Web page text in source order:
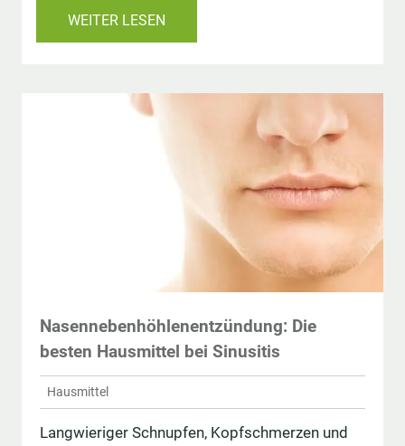
WEITER LESEN
Nasennebenhöhlenentzündung: Die
besten Hausmittel bei Sinusitis
Hausmittel
Langwieriger Schnupfen, Kopfschmerzen und